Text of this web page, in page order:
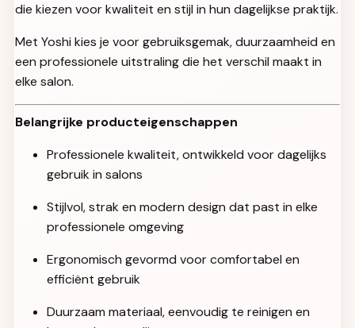
die kiezen voor kwaliteit en stijl in hun dagelijkse praktijk.
Met Yoshi kies je voor gebruiksgemak, duurzaamheid en
een professionele uitstraling die het verschil maakt in
elke salon.
Belangrijke producteigenschappen
Professionele kwaliteit, ontwikkeld voor dagelijks
gebruik in salons
Stijlvol, strak en modern design dat past in elke
professionele omgeving
Ergonomisch gevormd voor comfortabel en
efficiënt gebruik
Duurzaam materiaal, eenvoudig te reinigen en